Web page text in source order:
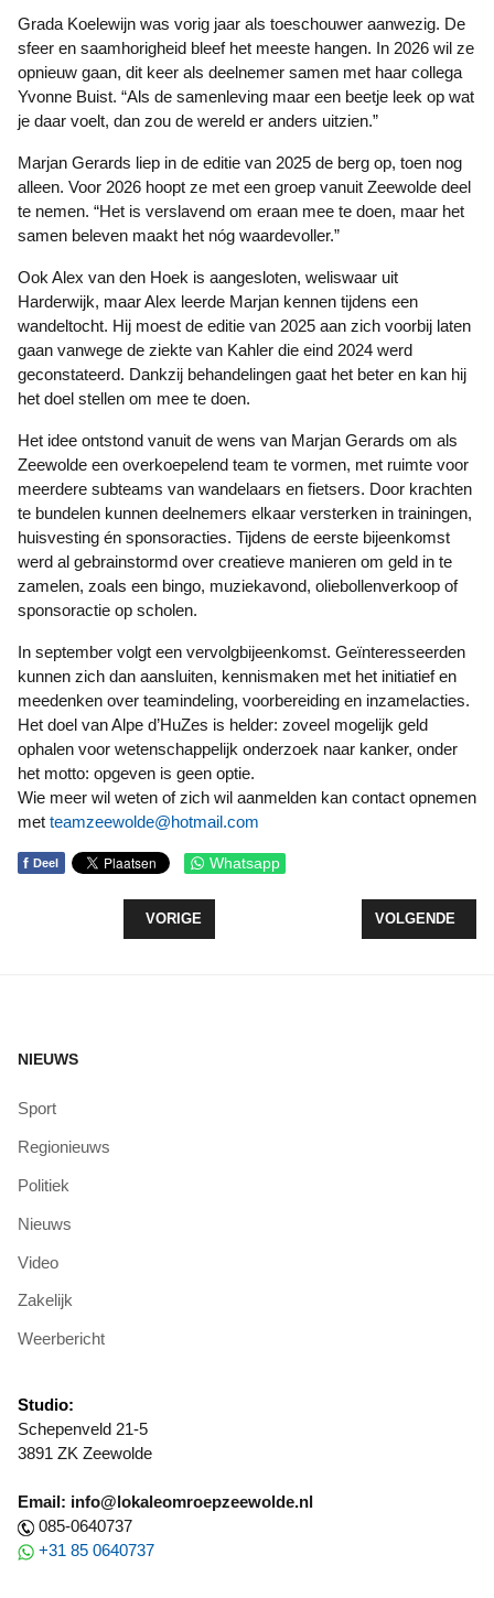
Grada Koelewijn was vorig jaar als toeschouwer aanwezig. De
sfeer en saamhorigheid bleef het meeste hangen. In 2026 wil ze
opnieuw gaan, dit keer als deelnemer samen met haar collega
Yvonne Buist. “Als de samenleving maar een beetje leek op wat
je daar voelt, dan zou de wereld er anders uitzien.”
Marjan Gerards liep in de editie van 2025 de berg op, toen nog
alleen. Voor 2026 hoopt ze met een groep vanuit Zeewolde deel
te nemen. “Het is verslavend om eraan mee te doen, maar het
samen beleven maakt het nóg waardevoller.”
Ook Alex van den Hoek is aangesloten, weliswaar uit
Harderwijk, maar Alex leerde Marjan kennen tijdens een
wandeltocht. Hij moest de editie van 2025 aan zich voorbij laten
gaan vanwege de ziekte van Kahler die eind 2024 werd
geconstateerd. Dankzij behandelingen gaat het beter en kan hij
het doel stellen om mee te doen.
Het idee ontstond vanuit de wens van Marjan Gerards om als
Zeewolde een overkoepelend team te vormen, met ruimte voor
meerdere subteams van wandelaars en fietsers. Door krachten
te bundelen kunnen deelnemers elkaar versterken in trainingen,
huisvesting én sponsoracties. Tijdens de eerste bijeenkomst
werd al gebrainstormd over creatieve manieren om geld in te
zamelen, zoals een bingo, muziekavond, oliebollenverkoop of
sponsoractie op scholen.
In september volgt een vervolgbijeenkomst. Geïnteresseerden
kunnen zich dan aansluiten, kennismaken met het initiatief en
meedenken over teamindeling, voorbereiding en inzamelacties.
Het doel van Alpe d’HuZes is helder: zoveel mogelijk geld
ophalen voor wetenschappelijk onderzoek naar kanker, onder
het motto: opgeven is geen optie.
Wie meer wil weten of zich wil aanmelden kan contact opnemen
met teamzeewolde@hotmail.com
f Deel Whatsapp
VORIG ARTIKEL: LANTERSTRAND OFFICIEEL
VORIGE VOLGENDE
VOLGENDE
NIEUWS
Sport
Regionieuws
Politiek
Nieuws
Video
Zakelijk
Weerbericht
Studio:
Schepenveld 21-5
3891 ZK Zeewolde
Email: info@lokaleomroepzeewolde.nl
085-0640737
+31 85 0640737